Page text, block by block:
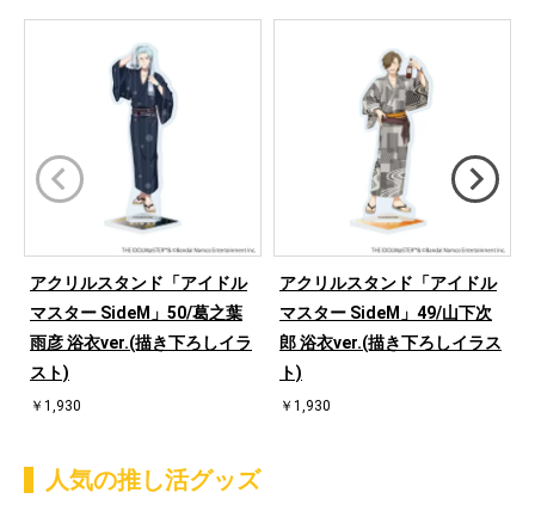
アクリルスタンド「アイドル
マスター SideM」50/葛之葉
雨彦 浴衣ver.(描き下ろしイラ
スト)
￥1,930
アクリルスタンド「アイドル
マスター SideM」49/山下次
郎 浴衣ver.(描き下ろしイラス
ト)
￥1,930
人気の推し活グッズ